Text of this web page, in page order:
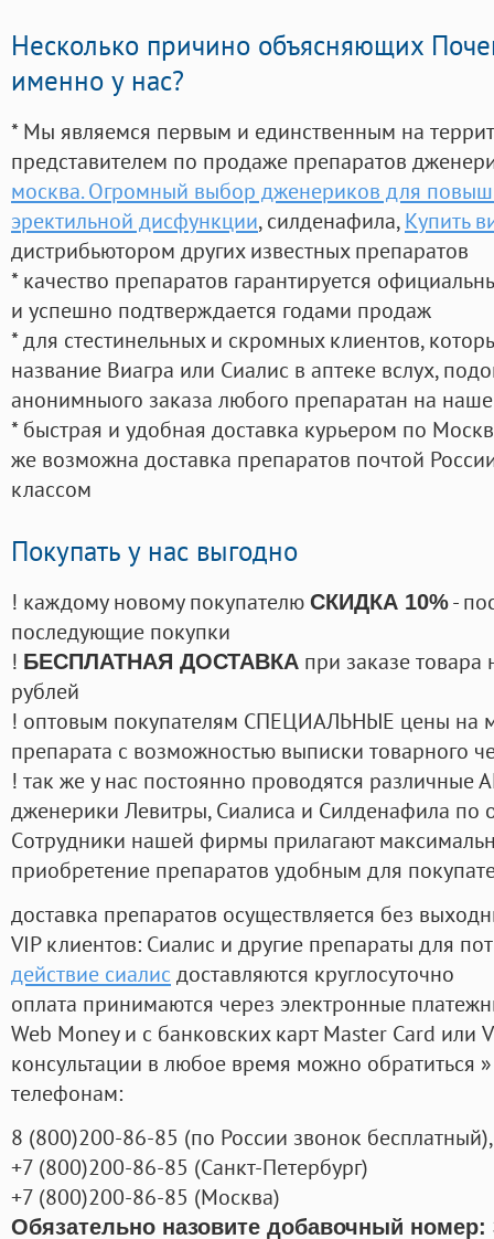
Несколько причино объясняющих
именно у нас?
* Мы являемся первым и единственным на
представителем по продаже препаратов
москва. Огромный выбор дженериков для
эректильной дисфункции, силденафила, Купить
дистрибьютором других известных препаратов
* качество препаратов гарантируется
и успешно подтверждается годами продаж
* для стестинельных и скромных клиентов,
название Виагра или Сиалис в аптеке вслух,
анонимныого заказа любого препаратан на
* быстрая и удобная доставка курьером по
же возможна доставка препаратов почтой
классом
Покупать у нас выгодно
! каждому новому покупателю СКИДКА 10%-
последующие покупки
! БЕСПЛАТНАЯ ДОСТАВКА при заказе
рублей
! оптовым покупателям СПЕЦИАЛЬНЫЕ цены на
препарата с возможностью выписки товарного
! так же у нас постоянно проводятся
дженерики Левитры, Сиалиса и Силденафила по
Cотрудники нашей фирмы прилагают
приобретение препаратов удобным для
доставка препаратов осуществляется без
VIP клиентов: Сиалис и другие препараты для
действие сиалис доставляются круглосуточно
оплата принимаются через электронные
Web Money и с банковских карт Master Card или
консультации в любое время можно обратиться
телефонам:
8 (800)200-86-85 (по России звонок бесплатный),
+7 (800)200-86-85 (Санкт-Петербург)
+7 (800)200-86-85 (Москва)
Обязательно назовите добавочный номер: